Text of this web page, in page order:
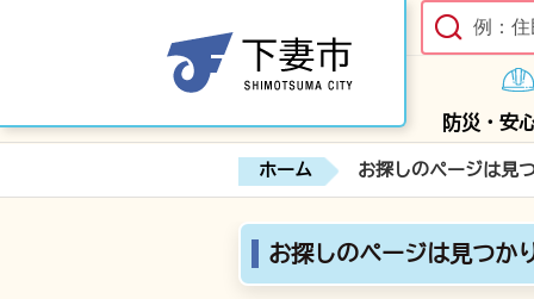
防災・安
ホーム お探しのページは見
お探しのページは見つか